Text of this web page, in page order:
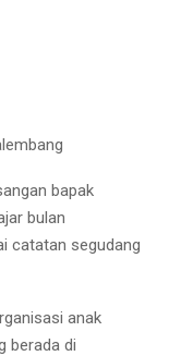
bapak
bulan
catatan segudang
anak
berada di